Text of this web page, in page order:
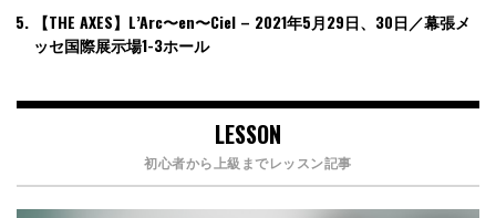
【THE AXES】L’Arc〜en〜Ciel – 2021年5月29日、30日／幕張メ
ッセ国際展示場1-3ホール
LESSON
初心者から上級までレッスン記事